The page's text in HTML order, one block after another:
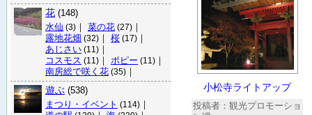
花 (148)
水仙 (3) ｜ 菜の花 (27) ｜
露地花畑 (32) ｜ 桜 (17) ｜
あじさい (11) ｜
コスモス (11) ｜ ポピー (11) ｜
南房総で咲く花 (35) ｜
遊ぶ (538)
まつり・イベント (114) ｜
小松寺ライトアップ
投稿者：観光プロモーショ